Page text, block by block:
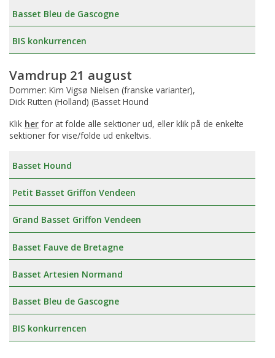
Basset Bleu de Gascogne
BIS konkurrencen
Vamdrup 21 august
Dommer: Kim Vigsø Nielsen (franske varianter),
Dick Rutten (Holland) (Basset Hound
Klik her for at folde alle sektioner ud, eller klik på de enkelte
sektioner for vise/folde ud enkeltvis.
Basset Hound
Petit Basset Griffon Vendeen
Grand Basset Griffon Vendeen
Basset Fauve de Bretagne
Basset Artesien Normand
Basset Bleu de Gascogne
BIS konkurrencen